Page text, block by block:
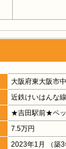
大阪府東大阪市
近鉄けいはんな
★吉田駅前★ペッ
7.5万円
2023年1月 （築3